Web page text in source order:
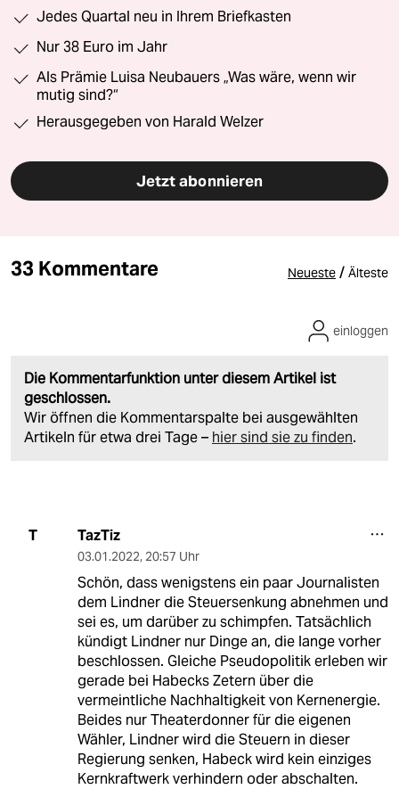
Jedes Quartal neu in Ihrem Briefkasten
Nur 38 Euro im Jahr
Als Prämie Luisa Neubauers „Was wäre, wenn wir
mutig sind?“
Herausgegeben von Harald Welzer
Jetzt abonnieren
33 Kommentare Neueste / Älteste
Die Kommentarfunktion unter diesem Artikel ist
geschlossen.
Wir öffnen die Kommentarspalte bei ausgewählten
Artikeln für etwa drei Tage – hier sind sie zu finden.
einloggen
T TazTiz
03.01.2022, 20:57 Uhr
Schön, dass wenigstens ein paar Journalisten
dem Lindner die Steuersenkung abnehmen und
sei es, um darüber zu schimpfen. Tatsächlich
kündigt Lindner nur Dinge an, die lange vorher
beschlossen. Gleiche Pseudopolitik erleben wir
gerade bei Habecks Zetern über die
vermeintliche Nachhaltigkeit von Kernenergie.
Beides nur Theaterdonner für die eigenen
Wähler, Lindner wird die Steuern in dieser
Regierung senken, Habeck wird kein einziges
Kernkraftwerk verhindern oder abschalten.